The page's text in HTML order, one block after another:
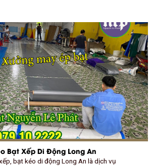
Bạt Xếp Di Động Long An
bạt kéo di động Long An là dịch vụ